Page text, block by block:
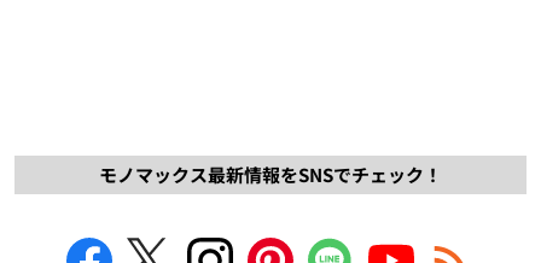
モノマックス最新情報をSNSでチェック！